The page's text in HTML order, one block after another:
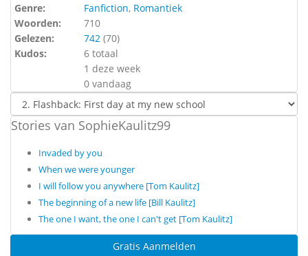
Genre:
Fanfiction, Romantiek
Woorden:
710
Gelezen:
742 (70)
Kudos:
6 totaal
1 deze week
0 vandaag
Stories van SophieKaulitz99
Invaded by you
When we were younger
I will follow you anywhere [Tom Kaulitz]
The beginning of a new life [Bill Kaulitz]
The one I want, the one I can't get [Tom Kaulitz]
Gratis Aanmelden